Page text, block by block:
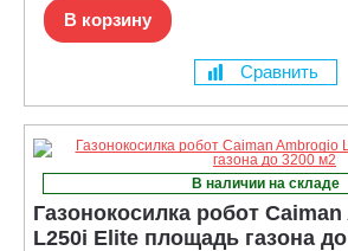
В корзину
Сравнить
В наличии на складе
Газонокосилка робот
L250i Elite площадь газона